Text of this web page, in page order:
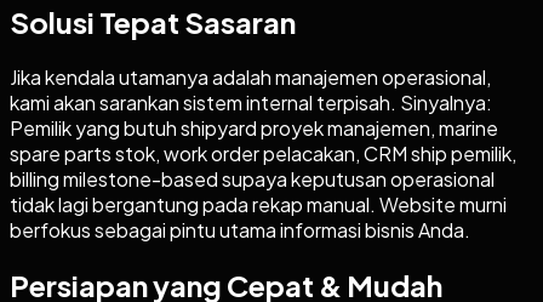
Solusi Tepat Sasaran
Jika kendala utamanya adalah manajemen operasional,
kami akan sarankan sistem internal terpisah. Sinyalnya:
Pemilik yang butuh shipyard proyek manajemen, marine
spare parts stok, work order pelacakan, CRM ship pemilik,
billing milestone-based supaya keputusan operasional
tidak lagi bergantung pada rekap manual. Website murni
berfokus sebagai pintu utama informasi bisnis Anda.
Persiapan yang Cepat & Mudah